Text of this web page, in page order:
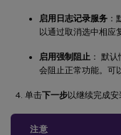
启用日志记录服务 ：
以通过取消选中相应
启用强制阻止 ： 默
会阻止正常功能。可
单击下一步以继续完成安
注意